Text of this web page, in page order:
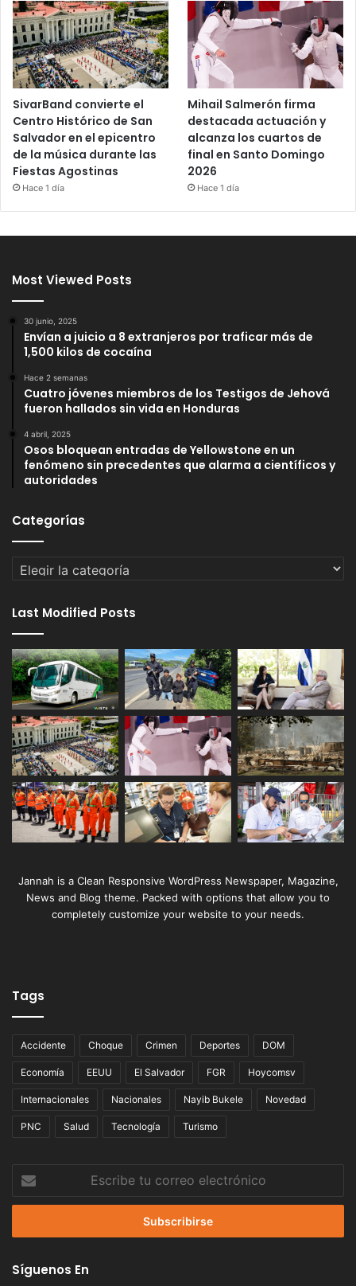
SivarBand convierte el
Centro Histórico de San
Salvador en el epicentro
de la música durante las
Fiestas Agostinas
Hace 1 día
Mihail Salmerón firma
destacada actuación y
alcanza los cuartos de
final en Santo Domingo
2026
Hace 1 día
Most Viewed Posts
30 junio, 2025
Envían a juicio a 8 extranjeros por traficar más de
1,500 kilos de cocaína
Hace 2 semanas
Cuatro jóvenes miembros de los Testigos de Jehová
fueron hallados sin vida en Honduras
4 abril, 2025
Osos bloquean entradas de Yellowstone en un
fenómeno sin precedentes que alarma a científicos y
autoridades
Categorías
Categorías
Last Modified Posts
Jannah is a Clean Responsive WordPress Newspaper, Magazine,
News and Blog theme. Packed with options that allow you to
completely customize your website to your needs.
Tags
Accidente Choque Crimen Deportes DOM
Economía EEUU El Salvador FGR Hoycomsv
Internacionales Nacionales Nayib Bukele Novedad
PNC Salud Tecnología Turismo
correo
Síguenos En